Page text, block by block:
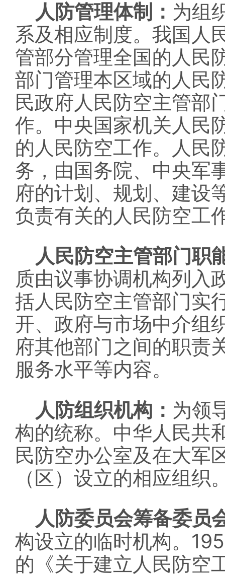
人防管理体制： 为组
系及相应制度。我国人
管部分管理全国的人民
部门管理本区域的人民
民政府人民防空主管部
作。中央国家机关人民
的人民防空工作。人民
务，由国务院、中央军
府的计划、规划、建设
负责有关的人民防空工
人民防空主管部门职
质由议事协调机构列入
括人民防空主管部门实
开、政府与市场中介组
府其他部门之间的职责
服务水平等内容。
人防组织机构： 为领
构的统称。中华人民共
民防空办公室及在大军
（区）设立的相应组织
人防委员会筹备委员
构设立的临时机构。
的《关于建立人民防空